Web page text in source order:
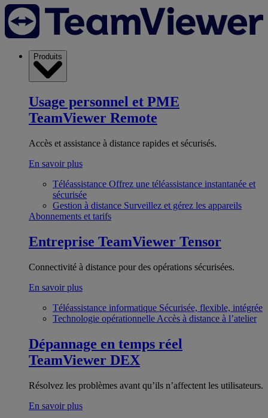
Produits
Usage personnel et PME
TeamViewer Remote
Accès et assistance à distance rapides et sécurisés.
En savoir plus
Téléassistance Offrez une téléassistance instantanée et
sécurisée
Gestion à distance Surveillez et gérez les appareils
Abonnements et tarifs
Entreprise TeamViewer Tensor
Connectivité à distance pour des opérations sécurisées.
En savoir plus
Téléassistance informatique Sécurisée, flexible, intégrée
Technologie opérationnelle Accès à distance à l’atelier
Dépannage en temps réel
TeamViewer DEX
Résolvez les problèmes avant qu’ils n’affectent les utilisateurs.
En savoir plus